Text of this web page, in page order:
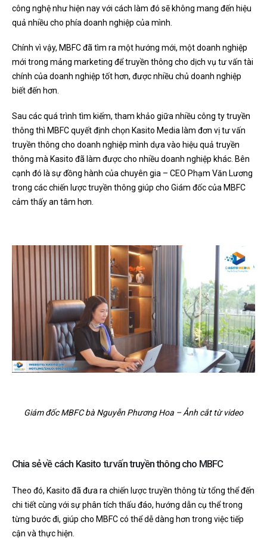
công nghệ như hiện nay với cách làm đó sẽ không mang đến hiệu
quả nhiều cho phía doanh nghiệp của mình.
Chính vì vậy, MBFC đã tìm ra một hướng mới, một doanh nghiệp
mới trong mảng marketing để truyền thông cho dịch vụ tư vấn tài
chính của doanh nghiệp tốt hơn, được nhiều chủ doanh nghiệp
biết đến hơn.
Sau các quá trình tìm kiếm, tham khảo giữa nhiều công ty truyền
thông thì MBFC quyết định chọn Kasito Media làm đơn vị tư vấn
truyền thông cho doanh nghiệp mình dựa vào hiệu quả truyền
thông mà Kasito đã làm được cho nhiều doanh nghiệp khác. Bên
cạnh đó là sự đồng hành của chuyên gia – CEO Phạm Văn Lương
trong các chiến lược truyền thông giúp cho Giám đốc của MBFC
cảm thấy an tâm hơn.
Giám đốc MBFC bà Nguyễn Phương Hoa – Ảnh cắt từ video
Chia sẻ về cách Kasito tư vấn truyền thông cho MBFC
Theo đó, Kasito đã đưa ra chiến lược truyền thông từ tổng thể đến
chi tiết cùng với sự phân tích thấu đáo, hướng dẫn cụ thể trong
từng bước đi, giúp cho MBFC có thể dễ dàng hơn trong việc tiếp
cận và thực hiện.